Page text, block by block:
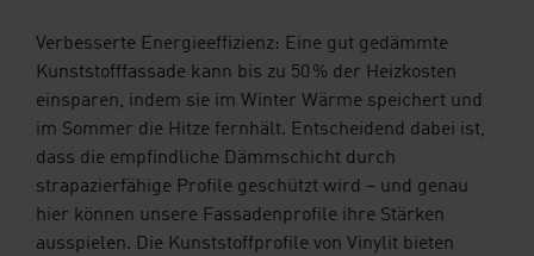
Verbesserte Energieeffizienz: Eine gut gedämmte
Kunststofffassade kann bis zu 50 % der Heizkosten
einsparen, indem sie im Winter Wärme speichert und
im Sommer die Hitze fernhält. Entscheidend dabei ist,
dass die empfindliche Dämmschicht durch
strapazierfähige Profile geschützt wird – und genau
hier können unsere Fassadenprofile ihre Stärken
ausspielen. Die Kunststoffprofile von Vinylit bieten